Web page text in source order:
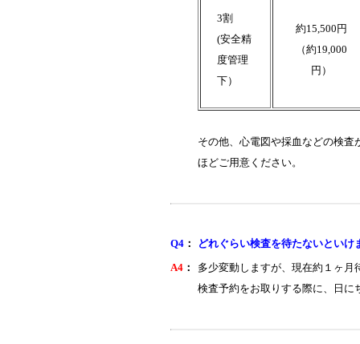
3割
(安全精
度管理
下）
約15,500円
（約19,000
円）
その他、心電図や採血などの検
ほどご用意ください。
Q4 ：
どれぐらい検査を待たないといけ
A4 ：
多少変動しますが、現在約１ヶ月
検査予約をお取りする際に、日に